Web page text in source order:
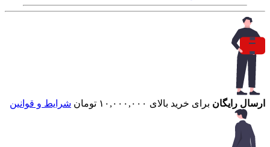
ارسال رایگان برای خرید بالای ۱۰,۰۰۰,۰۰۰ تومان شرایط و قوانین